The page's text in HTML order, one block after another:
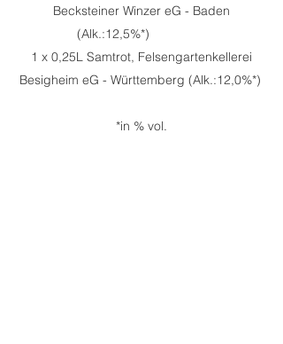
Becksteiner Winzer eG - Baden
(Alk.:12,5%*)
1 x 0,25L Samtrot, Felsengartenkellerei
Besigheim eG - Württemberg (Alk.:12,0%*)
*in % vol.